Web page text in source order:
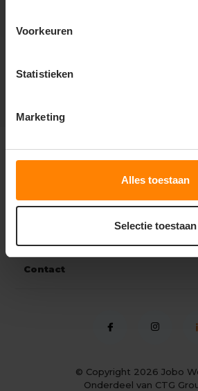
Voorkeuren
Statistieken
Marketing
Alles toestaan
Selectie toestaan
Klantenservice
Contact
© Copyright 2026 Jobo
Onderdeel van CTG